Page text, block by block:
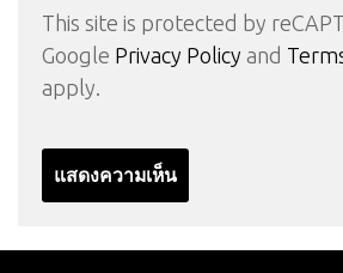
This site is protected by
Google Privacy Policy and
apply.